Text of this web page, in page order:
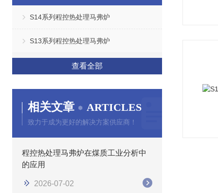
S14系列程控热处理马弗炉
S13系列程控热处理马弗炉
查看全部
相关文章 ARTICLES
致力于成为更好的解决方案供应商！
程控热处理马弗炉在煤质工业分析中
的应用
2026-07-02